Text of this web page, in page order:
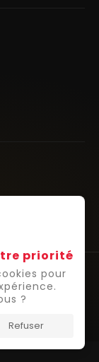
Virement
priorité
pour
?
Refuser